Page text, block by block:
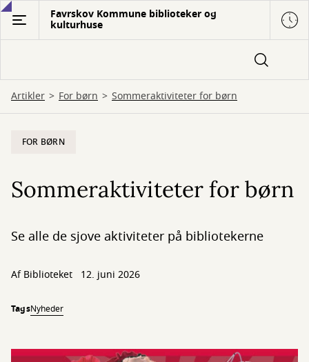
Gå
hovedindhold
Favrskov Kommune biblioteker og
kulturhuse
Artikler For børn Sommeraktiviteter for børn
FOR BØRN
Sommeraktiviteter for børn
Se alle de sjove aktiviteter på bibliotekerne
Af Biblioteket 12. juni 2026
TagsNyheder